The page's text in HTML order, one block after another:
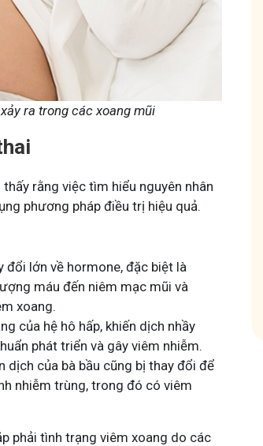
ra trong các xoang mũi
rằng việc tìm hiểu nguyên nhân
phương pháp điều trị hiệu quả.
đổi lớn về hormone, đặc biệt là
máu đến niêm mạc mũi và
xoang.
của hệ hô hấp, khiến dịch nhầy
phát triển và gây viêm nhiễm.
dịch của bà bầu cũng bị thay đổi để
nhiễm trùng, trong đó có viêm
phải tình trạng viêm xoang do các
chuyện thuốc Nam, về
chăm sóc bản
thành viên
Cộng đồng cho bà con gặp vấn
Tuấn tôi học cách chăm sóc và
động linh hoạt.
Tham gia